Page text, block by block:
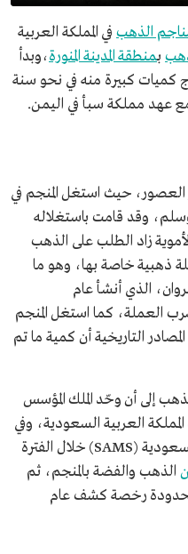
الذهب في المملكة العربية
بمنطقة المدينة المنورة،وبدأ
كميات كبيرة منه في نحو سنة
حيث استغل المنجم في
وقد قامت باستغلاله
زاد الطلب على الذهب
ذهبية خاصة بها، وهو ما
الذي أنشأ عام
لضرب العملة، كما استغل المنجم
التاريخية أن كمية ما تم
إلى أن وحّد الملك المؤسس
العربية السعودية، وفي
عهده عملت شركة نقابة التعدين السعودية (SAMS) خلال الفترة
الذهب والفضة بالمنجم، ثم
رخصة كشف عام